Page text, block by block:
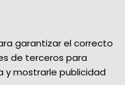
garantizar el correcto
de terceros para
y mostrarle publicidad